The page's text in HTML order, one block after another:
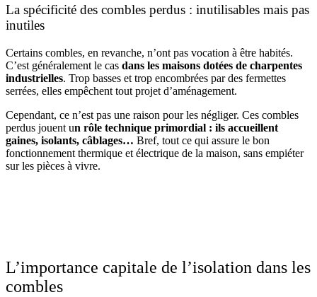
La spécificité des combles perdus : inutilisables mais pas
inutiles
Certains combles, en revanche, n’ont pas vocation à être habités.
C’est généralement le cas dans les maisons dotées de charpentes
industrielles. Trop basses et trop encombrées par des fermettes
serrées, elles empêchent tout projet d’aménagement.
Cependant, ce n’est pas une raison pour les négliger. Ces combles
perdus jouent un rôle technique primordial : ils accueillent
gaines, isolants, câblages… Bref, tout ce qui assure le bon
fonctionnement thermique et électrique de la maison, sans empiéter
sur les pièces à vivre.
L’importance capitale de l’isolation dans les
combles